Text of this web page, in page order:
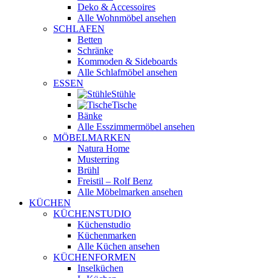
Deko & Accessoires
Alle Wohnmöbel ansehen
SCHLAFEN
Betten
Schränke
Kommoden & Sideboards
Alle Schlafmöbel ansehen
ESSEN
Stühle
Tische
Bänke
Alle Esszimmermöbel ansehen
MÖBELMARKEN
Natura Home
Musterring
Brühl
Freistil – Rolf Benz
Alle Möbelmarken ansehen
KÜCHEN
KÜCHENSTUDIO
Küchenstudio
Küchenmarken
Alle Küchen ansehen
KÜCHENFORMEN
Inselküchen